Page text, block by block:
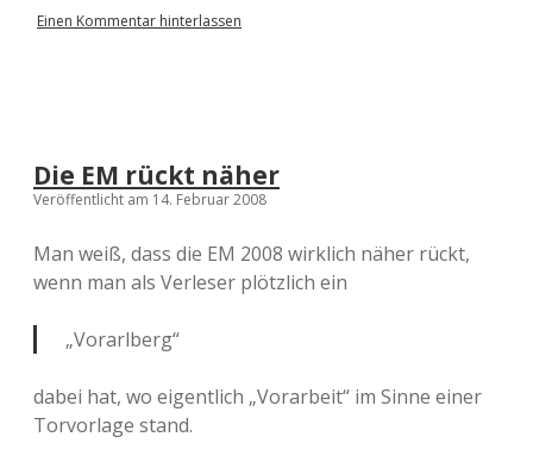
Einen Kommentar hinterlassen
Die EM rückt näher
Veröffentlicht am 14. Februar 2008
Man weiß, dass die EM 2008 wirklich näher rückt,
wenn man als Verleser plötzlich ein
„Vorarlberg“
dabei hat, wo eigentlich „Vorarbeit“ im Sinne einer
Torvorlage stand.